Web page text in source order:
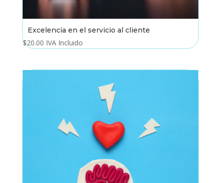
Excelencia en el servicio al cliente
$20.00 IVA Incluido